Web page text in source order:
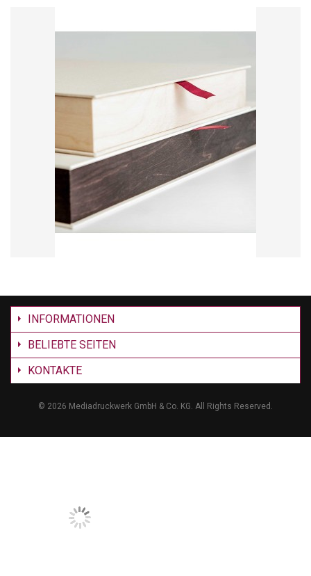
INFORMATIONEN
BELIEBTE SEITEN
KONTAKTE
© 2026 Mediadruckwerk GmbH & Co. KG. All Rights Reserved.